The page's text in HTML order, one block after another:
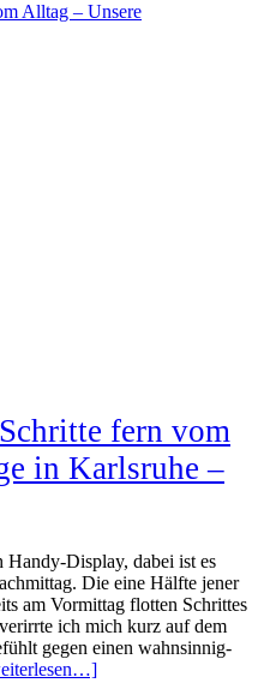
Alltag – Unsere
fern vom
in Karlsruhe –
Display, dabei ist es
Die eine Hälfte jener
am Vormittag flotten Schrittes
ich mich kurz auf dem
gegen einen wahnsinnig-